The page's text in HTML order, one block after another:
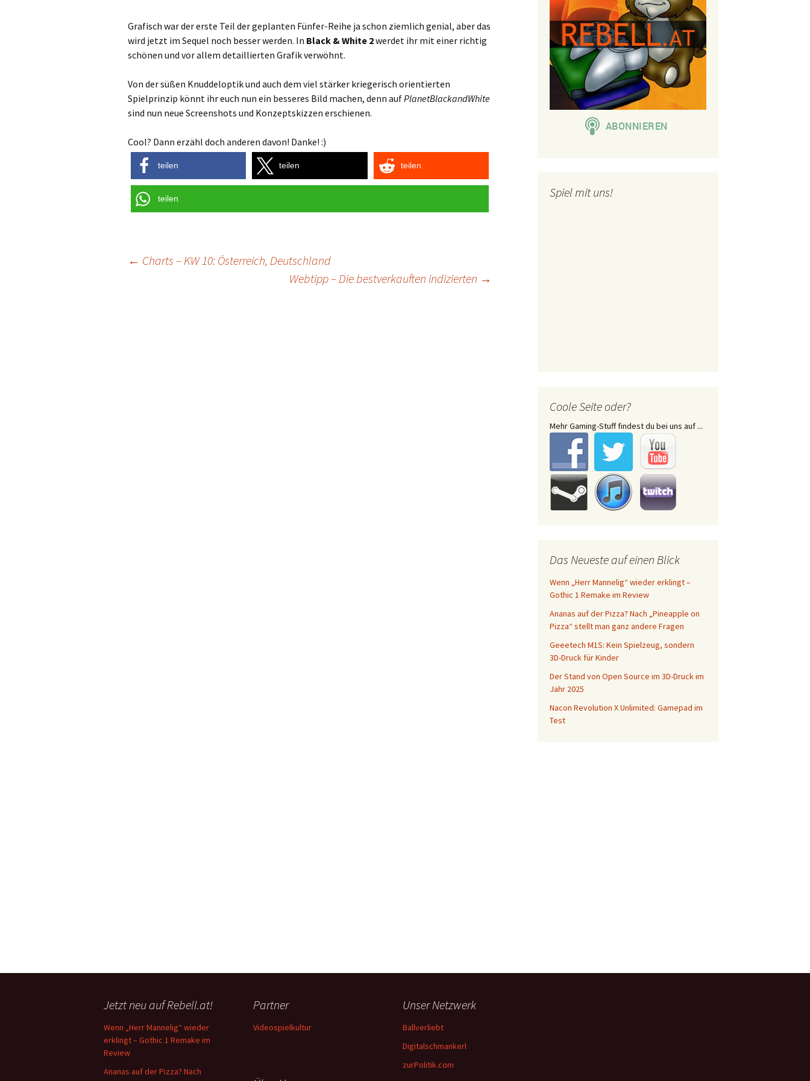
Grafisch war der erste Teil der geplanten Fünfer-Reihe ja schon ziemlich genial, aber das
wird jetzt im Sequel noch besser werden. In Black & White 2werdet ihr mit einer richtig
schönen und vor allem detaillierten Grafik verwöhnt.
Von der süßen Knuddeloptik und auch dem viel stärker kriegerisch orientierten
Spielprinzip könnt ihr euch nun ein besseres Bild machen, denn aufPlanetBlackandWhite
sind nun neue Screenshots und Konzeptskizzen erschienen.
Cool? Dann erzähl doch anderen davon! Danke! :)
teilen teilen teilen
teilen
← Charts – KW 10: Österreich, Deutschland
Webtipp – Die bestverkauften indizierten →
Spiel mit uns!
Coole Seite oder?
Mehr Gaming-Stuff findest du bei uns auf ...
Das Neueste auf einen Blick
Wenn „Herr Mannelig“ wieder erklingt –
Gothic 1 Remake im Review
Ananas auf der Pizza? Nach „Pineapple on
Pizza“ stellt man ganz andere Fragen
Geeetech M1S: Kein Spielzeug, sondern
3D-Druck für Kinder
Der Stand von Open Source im 3D-Druck im
Jahr 2025
Nacon Revolution X Unlimited: Gamepad im
Test
Jetzt neu auf Rebell.at!
Wenn „Herr Mannelig“ wieder
erklingt – Gothic 1 Remake im
Review
Ananas auf der Pizza? Nach
Partner
Videospielkultur
Unser Netzwerk
Ballverliebt
Digitalschmankerl
zurPolitik.com